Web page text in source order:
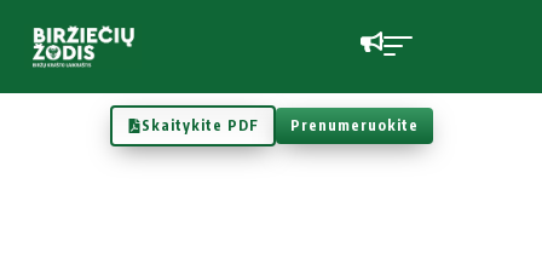
Skaitykite PDF Prenumeruokite